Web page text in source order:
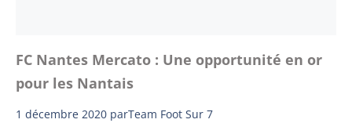
FC Nantes Mercato : Une opportunité en or
pour les Nantais
1 décembre 2020 parTeam Foot Sur 7